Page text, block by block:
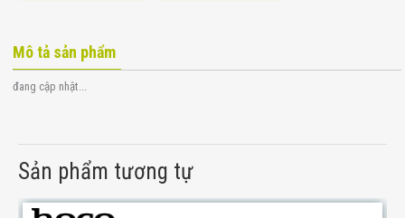
Mô tả sản phẩm
đang cập nhật...
Sản phẩm tương tự